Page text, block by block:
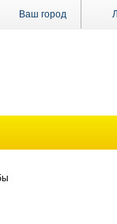
Ваш город